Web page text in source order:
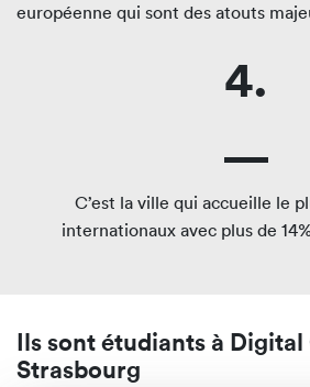
européenne qui sont des atouts
4.
C’est la ville qui accueille le
internationaux avec plus de
Ils sont étudiants à Digital
Strasbourg